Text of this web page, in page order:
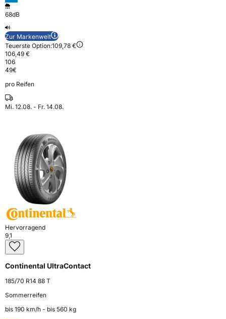
68dB
Zur Markenwelt
Teuerste Option:109,78 €
106,49 €
106
49€
pro Reifen
Mi. 12.08. - Fr. 14.08.
Hervorragend
9,1
Continental UltraContact
185/70 R14 88 T
Sommerreifen
bis 190 km⁠/⁠h - bis 560 kg